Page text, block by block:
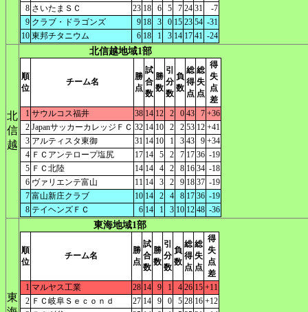
8 さいたまＳＣ 23 18 6 5 7 24 31
-7
9 クラブ・ドラゴンズ 9 18 3 0 15 23 54 -31
10 東邦チタニウム 6 18 1 3 14 17 41 -24
北
信
越
北信越地域1部
順
位
チーム名
勝
点
試
合
数
勝
数
引
分
数
負
数
総
得
点
総
失
点
得
失
点
差
1 サウルコス福井 38 14 12 2 0 43 7 +36
2 JapanサッカーカレッジＦＣ 32 14 10 2 2 53 12 +41
3 アルティスタ東御 31 14 10 1 3 43 9 +34
4 ＦＣアンテロープ塩尻 17 14 5 2 7 17 36 -19
5 ＦＣ北陸 14 14 4 2 8 16 34 -18
6 ヴァリエンテ富山 11 14 3 2 9 18 37 -19
7 富山新庄クラブ 10 14 2 4 8 17 36 -19
8 テイヘンズＦＣ 6 14 1 3 10 12 48 -36
東
東海地域1部
順
位
チーム名
勝
点
試
合
数
勝
数
引
分
数
負
数
総
得
点
総
失
点
得
失
点
差
1 マルヤス工業 28 14 9 1 4 26 15 +11
2 ＦＣ岐阜Ｓｅｃｏｎｄ 27 14 9 0 5 28 16 +12